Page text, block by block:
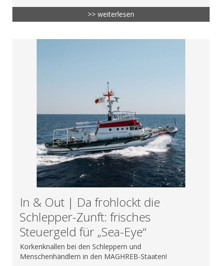
>> weiterlesen
In & Out | Da frohlockt die
Schlepper-Zunft: frisches
Steuergeld für „Sea-Eye“
Korkenknallen bei den Schleppern und
Menschenhändlern in den MAGHREB-Staaten!